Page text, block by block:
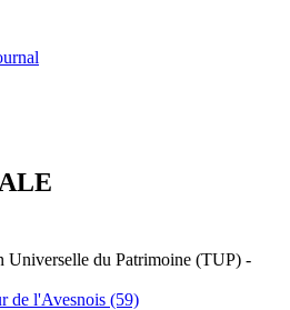
Universelle du Patrimoine (TUP) -
de l'Avesnois (59)